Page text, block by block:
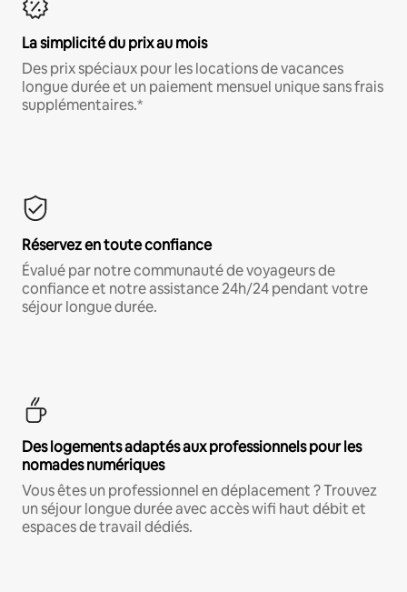
La simplicité du prix au mois
Des prix spéciaux pour les locations de vacances
longue durée et un paiement mensuel unique sans frais
supplémentaires.*
Réservez en toute confiance
Évalué par notre communauté de voyageurs de
confiance et notre assistance 24h/24 pendant votre
séjour longue durée.
Des logements adaptés aux professionnels pour les
nomades numériques
Vous êtes un professionnel en déplacement ? Trouvez
un séjour longue durée avec accès wifi haut débit et
espaces de travail dédiés.